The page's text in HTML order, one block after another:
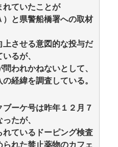
れていたことが
）と県警船橋署への取材
上させる意図的な投与だ
るが、
われかねないとして、
経緯を調査している。
ブーケ号は昨年１２月７
たが、
れているドーピング検査
れた禁止薬物のカフェ